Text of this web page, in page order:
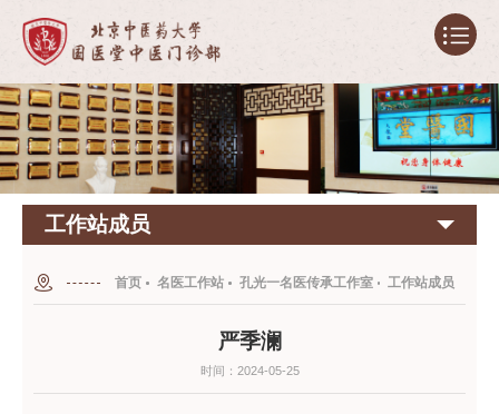
工作站成员
首页 名医工作站 孔光一名医传承工作室 工作站成员
严季澜
时间：2024-05-25